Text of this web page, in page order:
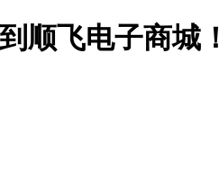
顺飞电子商城！